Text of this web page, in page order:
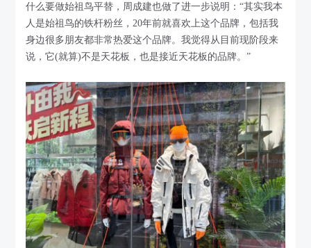
什么要做始祖鸟平替，周成建也做了进一步说明：“其实我本
人是始祖鸟的铁杆粉丝，20年前就喜欢上这个品牌，包括我
身边很多朋友都非常热爱这个品牌。我觉得从目前现阶段来
说，它(就算)不是天花板，也是接近天花板的品牌。”